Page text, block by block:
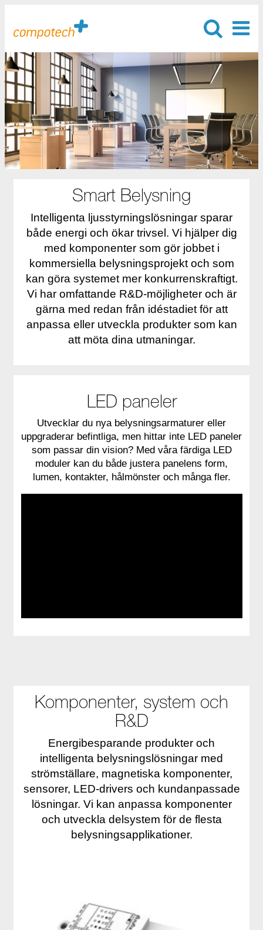
Smart Belysning
Intelligenta ljusstyrningslösningar sparar
både energi och ökar trivsel. Vi hjälper dig
med komponenter som gör jobbet i
kommersiella belysningsprojekt och som
kan göra systemet mer konkurrenskraftigt.
Vi har omfattande R&D-möjligheter och är
gärna med redan från idéstadiet för att
anpassa eller utveckla produkter som kan
att möta dina utmaningar.
LED paneler
Utvecklar du nya belysningsarmaturer eller
uppgraderar befintliga, men hittar inte LED paneler
som passar din vision? Med våra färdiga LED
moduler kan du både justera panelens form,
lumen, kontakter, hålmönster och många fler.
Komponenter, system och
R&D
Energibesparande produkter och
intelligenta belysningslösningar med
strömställare, magnetiska komponenter,
sensorer, LED-drivers och kundanpassade
lösningar. Vi kan anpassa komponenter
och utveckla delsystem för de flesta
belysningsapplikationer.